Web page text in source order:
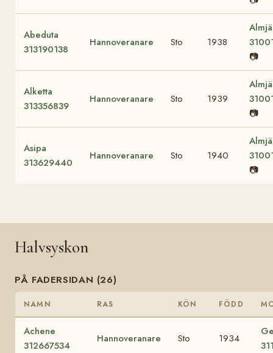
Abeduta
313190138
Hannoveranare Sto 1938
📷
Alketta
313356839
Hannoveranare Sto 1939
📷
Asipa
313629440
Hannoveranare Sto 1940
📷
Halvsyskon
PÅ FADERSIDAN (26)
NAMN RAS KÖN FÖDD
Achene
312667534
Hannoveranare Sto 1934